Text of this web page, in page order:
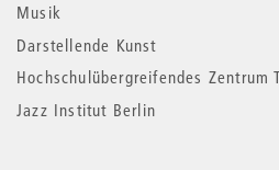
Musik
Darstellende Kunst
Hochschulübergreifendes Zentrum
Jazz Institut Berlin